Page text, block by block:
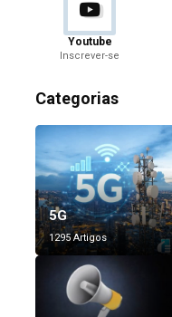
Youtube
Inscrever-se
Categorias
5G
1295 Artigos